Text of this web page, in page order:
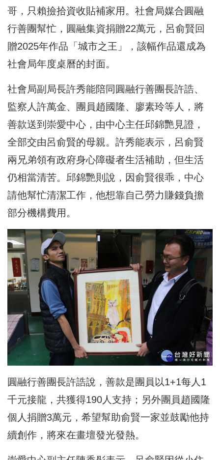
哥，只賴撿拾資收貼補家用。社會局媒合圓融
行善團幫忙，圓融集資捐贈22萬元，呂俞賢回
贈2025年作品「城市之王」，該幅作品還成為
社會局年度桌曆的封面。
社會局副局長許秀能陪同圓融行善團長許誥、
監察人許萬金、 團員趙國隆、廖素玲等人，將
善款送到崇愛中心，由中心主任邱錦艷見證，
全部交由呂俞賢的母親。許秀能表示，呂俞賢
兩兄弟領有政府身心障礙者生活補助，但生活
仍相當清苦。邱錦艷則說，因俞賢很乖，中心
請他幫忙清潔工作，他想靠自己勞力賺錢負擔
部分機構費用。
圓融行善團長許誥說，善款是團員以1+1每人1
千元接龍，共獲得190人支持；另外團員趙國隆
個人捐贈3萬元，希望幫助俞賢一家並鼓勵他持
續創作，將來在畫壇發光發熱。